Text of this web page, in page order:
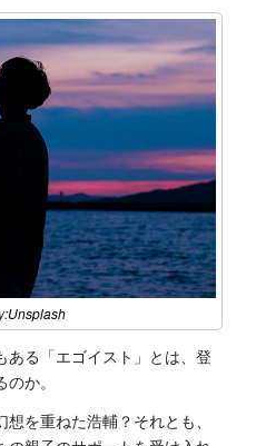
Unsplash
る「エゴイスト」とは、登
か。
を重ねた浩輔？それとも、